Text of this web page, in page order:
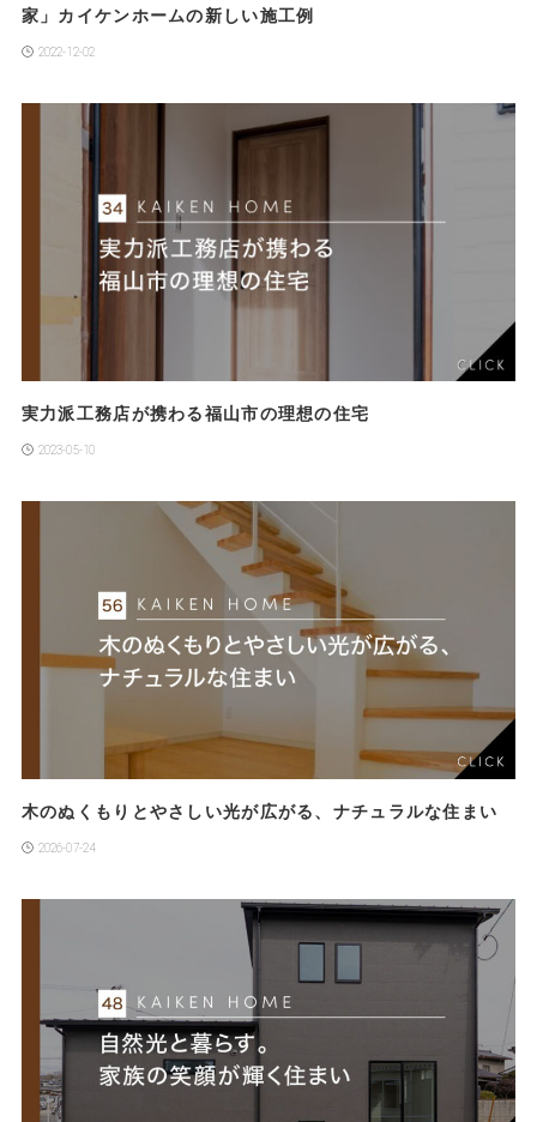
家」カイケンホームの新しい施工例
2022-12-02
実力派工務店が携わる福山市の理想の住宅
2023-05-10
木のぬくもりとやさしい光が広がる、ナチュラルな住まい
2026-07-24